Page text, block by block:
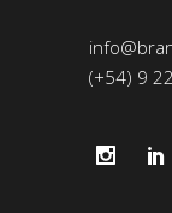
(+54) 9